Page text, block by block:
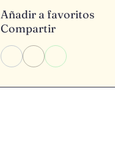
Añadir a favoritos
Compartir